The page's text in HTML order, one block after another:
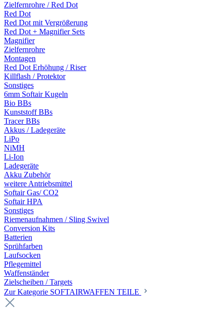
Zielfernrohre / Red Dot
Red Dot
Red Dot mit Vergrößerung
Red Dot + Magnifier Sets
Magnifier
Zielfernrohre
Montagen
Red Dot Erhöhung / Riser
Killflash / Protektor
Sonstiges
6mm Softair Kugeln
Bio BBs
Kunststoff BBs
Tracer BBs
Akkus / Ladegeräte
LiPo
NiMH
Li-Ion
Ladegeräte
Akku Zubehör
weitere Antriebsmittel
Softair Gas/ CO2
Softair HPA
Sonstiges
Riemenaufnahmen / Sling Swivel
Conversion Kits
Batterien
Sprühfarben
Laufsocken
Pflegemittel
Waffenständer
Zielscheiben / Targets
Zur Kategorie SOFTAIRWAFFEN TEILE